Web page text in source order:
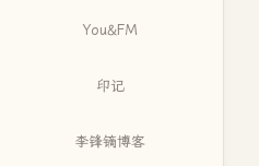
You&FM
印记
李锋镝博客